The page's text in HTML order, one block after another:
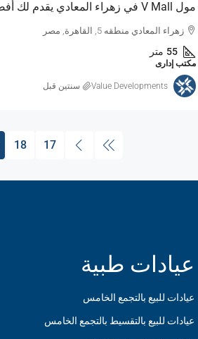
زهراء المعادي منطقه 5, القاهرة, مصر
55 متر
مكتب إدارى
Value Developments ‏سنتين قبل
17
18
عيادات طبية
عيادات للبيع بالتجمع الخامس
عيادات للبيع بالتقسيط بالتجمع الخامس